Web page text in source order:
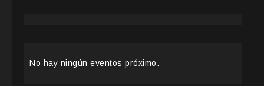
No hay ningún eventos próximo.